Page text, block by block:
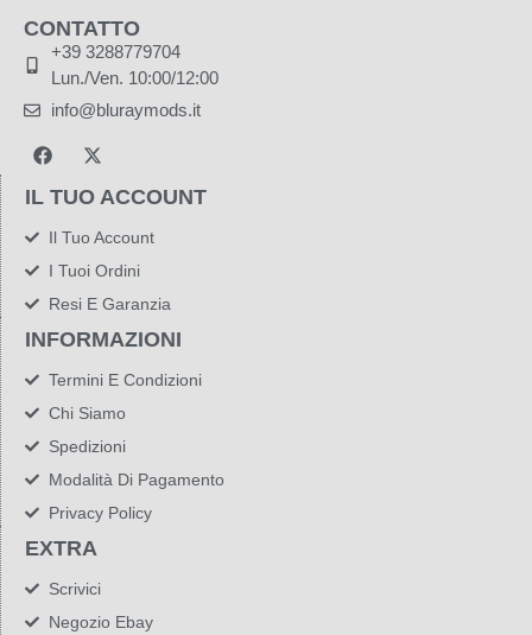
CONTATTO
+39 3288779704
Lun./Ven. 10:00/12:00
info@bluraymods.it
IL TUO ACCOUNT
Il Tuo Account
I Tuoi Ordini
Resi E Garanzia
INFORMAZIONI
Termini E Condizioni
Chi Siamo
Spedizioni
Modalità Di Pagamento
Privacy Policy
EXTRA
Scrivici
Negozio Ebay